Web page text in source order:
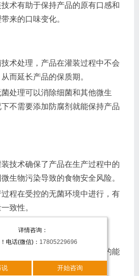
技术有助于保持产品的原有口感和
来的口味变化。
术处理，产品在灌装过程中不会
而延长产品的保质期。
菌处理可以消除细菌和其他微生
不需要添加防腐剂就能保持产品
装技术确保了产品在生产过程中的
生物污染导致的食物安全风险。
过程在受控的无菌环境中进行，有
致性。
热灌装相比，冷灌装技术消耗的能
产品进行高温杀菌处理。
详情咨询：
电话(微信)： 17805229696
说 开始咨询